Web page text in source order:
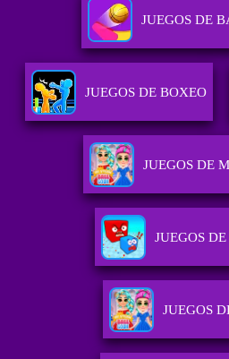
JUEGOS DE
JUEGOS DE BOXEO
JUEGOS DE
JUEGOS
JUEGOS